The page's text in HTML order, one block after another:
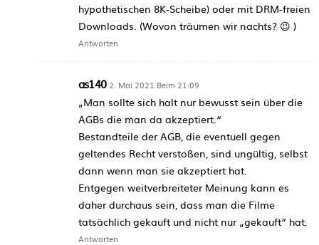
hypothetischen 8K-Scheibe) oder mit DRM-freien
Downloads. (Wovon träumen wir nachts? 😉 )
Antworten
as140 2. Mai 2021 Beim 21:09
„Man sollte sich halt nur bewusst sein über die
AGBs die man da akzeptiert.“
Bestandteile der AGB, die eventuell gegen
geltendes Recht verstoßen, sind ungültig, selbst
dann wenn man sie akzeptiert hat.
Entgegen weitverbreiteter Meinung kann es
daher durchaus sein, dass man die Filme
tatsächlich gekauft und nicht nur „gekauft“ hat.
Antworten